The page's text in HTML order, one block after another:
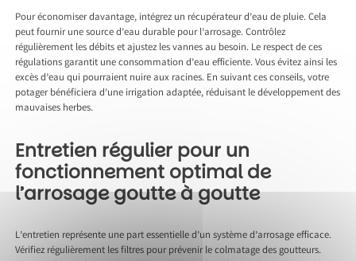
Pour économiser davantage, intégrez un récupérateur d’eau de pluie. Cela
peut fournir une source d’eau durable pour l’arrosage. Contrôlez
régulièrement les débits et ajustez les vannes au besoin. Le respect de ces
régulations garantit une consommation d’eau efficiente. Vous évitez ainsi les
excès d’eau qui pourraient nuire aux racines. En suivant ces conseils, votre
potager bénéficiera d’une irrigation adaptée, réduisant le développement des
mauvaises herbes.
Entretien régulier pour un
fonctionnement optimal de
l’arrosage goutte à goutte
L’entretien représente une part essentielle d’un système d’arrosage efficace.
Vérifiez régulièrement les filtres pour prévenir le colmatage des goutteurs.